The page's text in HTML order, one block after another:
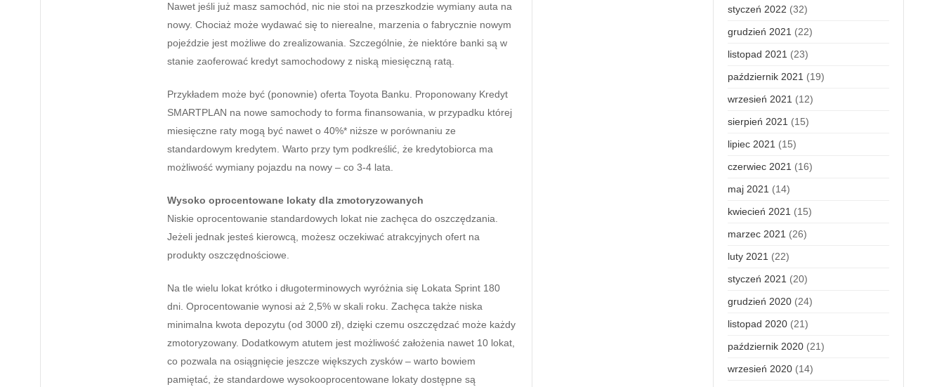
Nawet jeśli już masz samochód, nic nie stoi na przeszkodzie wymiany auta na
nowy. Chociaż może wydawać się to nierealne, marzenia o fabrycznie nowym
pojeździe jest możliwe do zrealizowania. Szczególnie, że niektóre banki są w
stanie zaoferować kredyt samochodowy z niską miesięczną ratą.
Przykładem może być (ponownie) oferta Toyota Banku. Proponowany Kredyt
SMARTPLAN na nowe samochody to forma finansowania, w przypadku której
miesięczne raty mogą być nawet o 40%* niższe w porównaniu ze
standardowym kredytem. Warto przy tym podkreślić, że kredytobiorca ma
możliwość wymiany pojazdu na nowy – co 3-4 lata.
Wysoko oprocentowane lokaty dla zmotoryzowanych
Niskie oprocentowanie standardowych lokat nie zachęca do oszczędzania.
Jeżeli jednak jesteś kierowcą, możesz oczekiwać atrakcyjnych ofert na
produkty oszczędnościowe.
Na tle wielu lokat krótko i długoterminowych wyróżnia się Lokata Sprint 180
dni. Oprocentowanie wynosi aż 2,5% w skali roku. Zachęca także niska
minimalna kwota depozytu (od 3000 zł), dzięki czemu oszczędzać może każdy
zmotoryzowany. Dodatkowym atutem jest możliwość założenia nawet 10 lokat,
co pozwala na osiągnięcie jeszcze większych zysków – warto bowiem
pamiętać, że standardowe wysokooprocentowane lokaty dostępne są
styczeń 2022 (32)
grudzień 2021 (22)
listopad 2021 (23)
październik 2021 (19)
wrzesień 2021 (12)
sierpień 2021 (15)
lipiec 2021 (15)
czerwiec 2021 (16)
maj 2021 (14)
kwiecień 2021 (15)
marzec 2021 (26)
luty 2021 (22)
styczeń 2021 (20)
grudzień 2020(24)
listopad 2020(21)
październik 2020(21)
wrzesień 2020(14)